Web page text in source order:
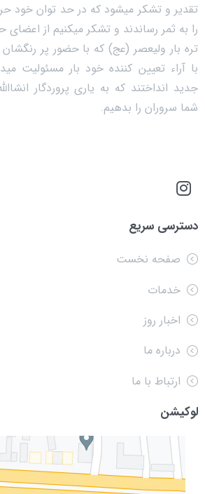
تقدیر و تشکر میشود که در حد توان خود
را به ثمر رساندند و تشکر میکنیم از
با آراء تعیین کننده خود بار مسئولیت
جدید انداختند که به یاری پروردگار
شما سروران را بدهیم.
دسترسی سریع
صفحه نخست
خدمات
اخبار روز
درباره ما
ارتباط با ما
لوکیشن